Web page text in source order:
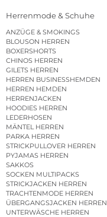
Herrenmode & Schuhe
ANZÜGE & SMOKINGS
BLOUSON HERREN
BOXERSHORTS
CHINOS HERREN
GILETS HERREN
HERREN BUSINESSHEMDEN
HERREN HEMDEN
HERRENJACKEN
HOODIES HERREN
LEDERHOSEN
MÄNTEL HERREN
PARKA HERREN
STRICKPULLOVER HERREN
PYJAMAS HERREN
SAKKOS
SOCKEN MULTIPACKS
STRICKJACKEN HERREN
TRACHTENMODE HERREN
ÜBERGANGSJACKEN HERREN
UNTERWÄSCHE HERREN